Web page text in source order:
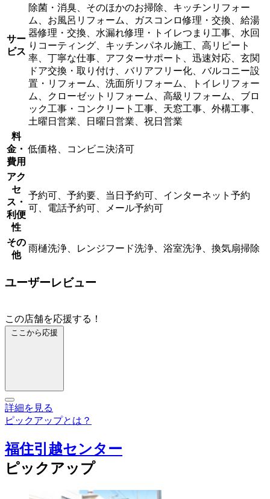
サー
ビス
除菌・消臭、そのほかのお掃除、キッチンリフォー
ム、お風呂リフォーム、ガスコンロ修理・交換、給湯
器修理・交換、水漏れ修理・トイレつまり工事、水回
りコーティング、キッチンパネル施工、高リピート
率、丁寧な仕事、アフターサポート、迅速対応、玄関
ドア交換・取り付け、バリアフリー化、バルコニー設
置・リフォーム、洗面所リフォーム、トイレリフォー
ム、クローゼットリフォーム、高級リフォーム、ブロ
ック工事・コンクリート工事、天窓工事、外構工事、
土曜日営業、日曜日営業、祝日営業
料
金・
費用
低価格、コンビニ決済可
アク
セ
ス・
利便
性
予約可、予約要、当日予約可、インターネット予約
可、電話予約可、メール予約可
その
他
雨樋洗浄、レンジフード洗浄、浴室洗浄、換気扇掃除
ユーザーレビュー
この店舗を応援する！
ここから応援
詳細を見る
ピックアップとは？
福住引越センター
ピックアップ